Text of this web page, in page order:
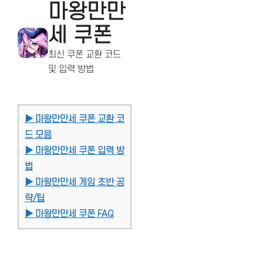
마왕만만
세 쿠폰
최신 쿠폰 교환 코드
및 입력 방법
▶ 마왕만만세 쿠폰 교환 코
드 모음
▶ 마왕만만세 쿠폰 입력 방
법
▶ 마왕만만세 게임 초반 공
략/팁
▶ 마왕만만세 쿠폰 FAQ